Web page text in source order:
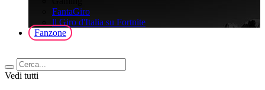
FantaGiro
ll Giro d'Italia su Fortnite
Fanzone
Vedi tutti